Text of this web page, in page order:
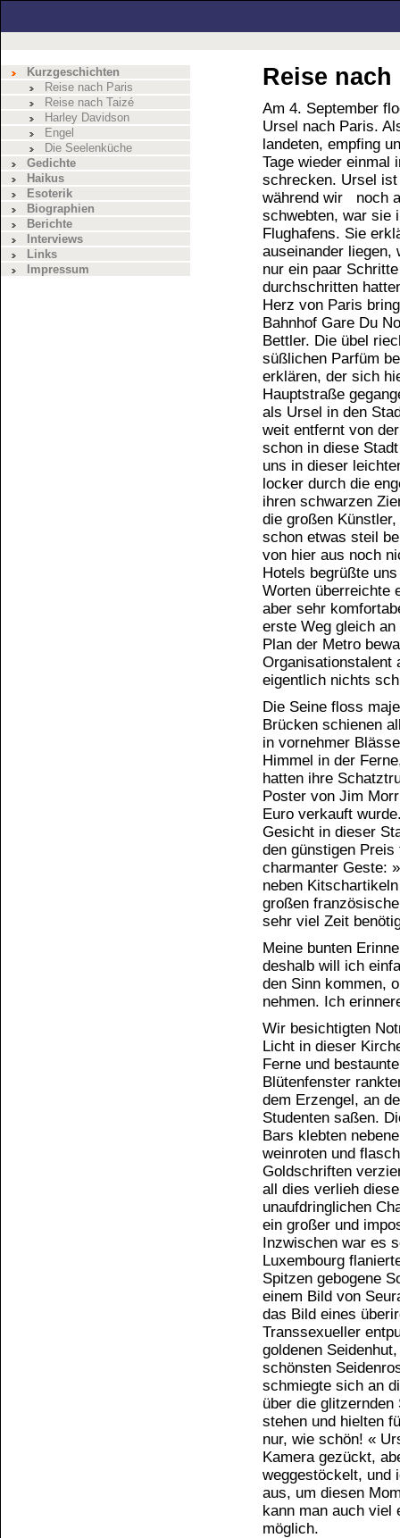
Kurzgeschichten
Reise nach Paris
Reise nach Taizé
Harley Davidson
Engel
Die Seelenküche
Gedichte
Haikus
Esoterik
Biographien
Berichte
Interviews
Links
Impressum
Reise nach
Am 4. September
Ursel nach Paris.
landeten, empfing
Tage wieder einmal
schrecken. Ursel
während wir noch
schwebten, war sie
Flughafens. Sie
auseinander liegen,
nur ein paar
durchschritten
Herz von Paris
Bahnhof Gare Du
Bettler. Die übel
süßlichen Parfüm
erklären, der sich
Hauptstraße
als Ursel in den
weit entfernt von
schon in diese
uns in dieser
locker durch die
ihren schwarzen
die großen
schon etwas steil
von hier aus noch
Hotels begrüßte
Worten überreichte
aber sehr
erste Weg gleich
Plan der Metro
Organisationstalent
eigentlich nichts
Die Seine floss
Brücken schienen
in vornehmer
Himmel in der
hatten ihre
Poster von Jim
Euro verkauft
Gesicht in dieser
den günstigen
charmanter Geste:
neben
großen
sehr viel Zeit
Meine bunten
deshalb will ich
den Sinn kommen,
nehmen. Ich
Wir besichtigten
Licht in dieser
Ferne und
Blütenfenster
dem Erzengel, an
Studenten saßen.
Bars klebten
weinroten und
Goldschriften
all dies verlieh
unaufdringlichen
ein großer und
Inzwischen war es
Luxembourg
Spitzen gebogene
einem Bild von
das Bild eines
Transsexueller
goldenen
schönsten
schmiegte sich an
über die
stehen und hielten
nur, wie schön! «
Kamera gezückt,
weggestöckelt, und
aus, um diesen
kann man auch viel
möglich.